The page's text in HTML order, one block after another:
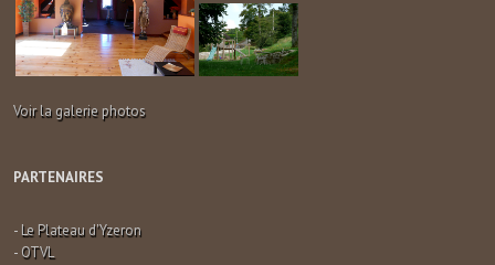
Voir la galerie photos
PARTENAIRES
- Le Plateau d'Yzeron
- OTVL